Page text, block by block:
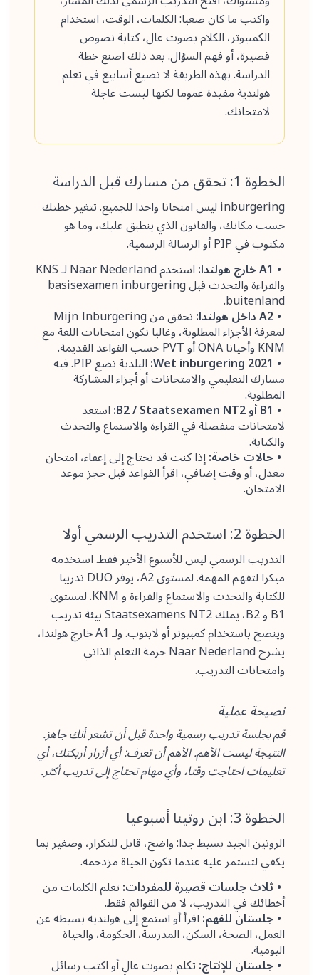
واكتب ما كان صعبا: الكلمات، الوقت، استخدام
الكمبيوتر، الكلام بصوت عال، كتابة نصوص
قصيرة، أو فهم السؤال. بعد ذلك اصنع خطة
الدراسة. بهذه الطريقة لا تضيع أسابيع في تعلم
هولندية مفيدة عموما لكنها ليست عاجلة
لامتحانك.
الخطوة 1: تحقق من مسارك قبل الدراسة
inburgering ليس امتحانا واحدا للجميع. تتغير خطتك
حسب مكانك، والقانون الذي ينطبق عليك، وما هو
مكتوب في PIP أو الرسالة الرسمية.
A1 خارج هولندا:
استخدم Naar Nederland لـ KNS
والقراءة والتحدث قبل basisexamen inburgering
buitenland.
A2 داخل هولندا: تحقق من Mijn Inburgering
لمعرفة الأجزاء المطلوبة، وغالبا تكون امتحانات اللغة مع
KNM وأحيانا ONA أو PVT حسب القواعد القديمة.
Wet inburgering 2021: البلدية تضع PIP. فيه
مسارك التعليمي والامتحانات أو أجزاء المشاركة
المطلوبة.
B1 أو B2 / Staatsexamen NT2: استعد
لامتحانات منفصلة في القراءة والاستماع والتحدث
والكتابة.
حالات خاصة:إذا كنت قد تحتاج إلى إعفاء، امتحان
معدل، أو وقت إضافي، اقرأ القواعد قبل حجز موعد
الامتحان.
الخطوة 2: استخدم التدريب الرسمي أولا
التدريب الرسمي ليس للأسبوع الأخير فقط. استخدمه
مبكرا لتفهم المهمة. لمستوى A2، يوفر DUO تدريبا
للكتابة والتحدث والاستماع والقراءة و KNM. لمستوى
B1 و B2، يملك Staatsexamens NT2 بيئة تدريب
وينصح باستخدام كمبيوتر أو لابتوب. ولـ A1 خارج هولندا،
يشرح Naar Nederland حزمة التعلم الذاتي
وامتحانات التدريب.
نصيحة عملية
قم بجلسة تدريب رسمية واحدة قبل أن تشعر أنك جاهز.
النتيجة ليست الأهم. الأهم أن تعرف: أي أزرار أربكتك، أي
تعليمات احتاجت وقتا، وأي مهام تحتاج إلى تدريب أكثر.
الخطوة 3: ابن روتينا أسبوعيا
الروتين الجيد بسيط جدا: واضح، قابل للتكرار، وصغير بما
يكفي لتستمر عليه عندما تكون الحياة مزدحمة.
ثلاث جلسات قصيرة للمفردات:تعلم الكلمات من
أخطائك في التدريب، لا من القوائم فقط.
جلستان للفهم:اقرأ أو استمع إلى هولندية بسيطة عن
العمل، الصحة، السكن، المدرسة، الحكومة، والحياة
اليومية.
جلستان للإنتاج:تكلم بصوت عال أو اكتب رسائل